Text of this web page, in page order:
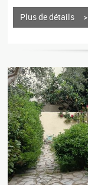
Plus de détails >